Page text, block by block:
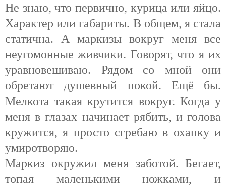
Не знаю, что первично, курица или яйцо.
Характер или габариты. В общем, я стала
статична. А маркизы вокруг меня все
неугомонные живчики. Говорят, что я их
уравновешиваю. Рядом со мной они
обретают душевный покой. Ещё бы.
Мелкота такая крутится вокруг. Когда у
меня в глазах начинает рябить, и голова
кружится, я просто сгребаю в охапку и
умиротворяю.
Маркиз окружил меня заботой. Бегает,
топая маленькими ножками, и